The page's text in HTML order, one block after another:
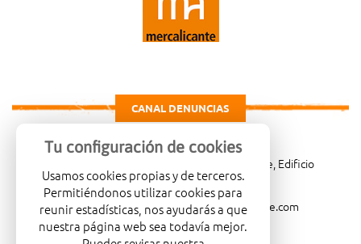
CANAL DENUNCIAS
Carretera de Madrid Km. 4, 03114 Alicante, Edificio
Administrativo, planta 3ª
966081001
merca@mercalicante.com
Tu configuración de cookies
Usamos cookies propias y de terceros.
Permitiéndonos utilizar cookies para
reunir estadísticas, nos ayudarás a que
nuestra página web sea todavía mejor.